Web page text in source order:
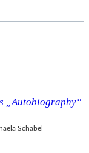
„Autobiography“
Schabel